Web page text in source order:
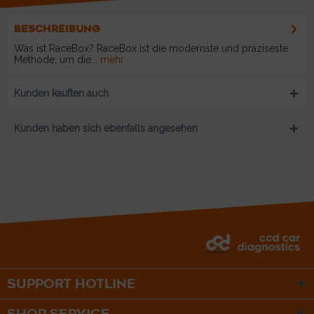
BESCHREIBUNG
Was ist RaceBox? RaceBox ist die modernste und präziseste
Methode, um die...
mehr
Kunden kauften auch
Kunden haben sich ebenfalls angesehen
SUPPORT HOTLINE